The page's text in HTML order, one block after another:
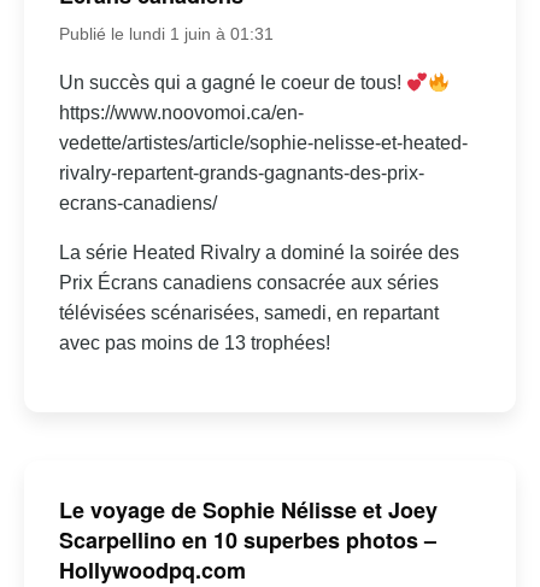
Publié le lundi 1 juin à 01:31
Un succès qui a gagné le coeur de tous!
https://www.noovomoi.ca/en-
vedette/artistes/article/sophie-nelisse-et-heated-
rivalry-repartent-grands-gagnants-des-prix-
ecrans-canadiens/
La série Heated Rivalry a dominé la soirée des
Prix Écrans canadiens consacrée aux séries
télévisées scénarisées, samedi, en repartant
avec pas moins de 13 trophées!
Le voyage de Sophie Nélisse et Joey
Scarpellino en 10 superbes photos –
Hollywoodpq.com